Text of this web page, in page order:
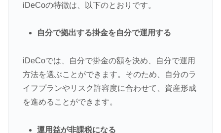
iDeCoの特徴は、以下のとおりです。
自分で拠出する掛金を自分で運用する
iDeCoでは、自分で掛金の額を決め、自分で運用
方法を選ぶことができます。そのため、自分のラ
イフプランやリスク許容度に合わせて、資産形成
を進めることができます。
運用益が非課税になる